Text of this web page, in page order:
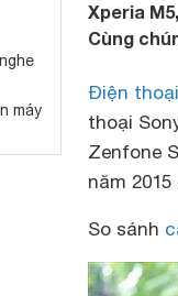
máy
Xperia
Cùng
Điện thoại
thoại
Zenfone
năm 2015
So sánh